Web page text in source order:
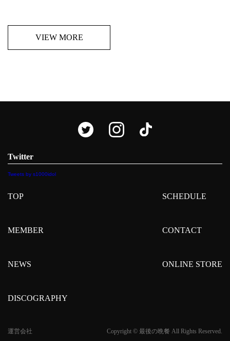
VIEW MORE
Twitter
Tweets by s1000idol
TOP
MEMBER
NEWS
DISCOGRAPHY
SCHEDULE
CONTACT
ONLINE STORE
運営会社 Copyright © 最後の晩餐 All Rights Reserved.